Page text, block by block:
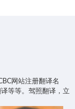
网站注册翻译名
等等。驾照翻译，立